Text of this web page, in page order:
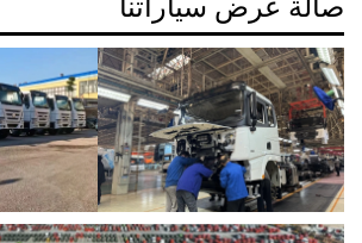
صالة عرض سياراتنا